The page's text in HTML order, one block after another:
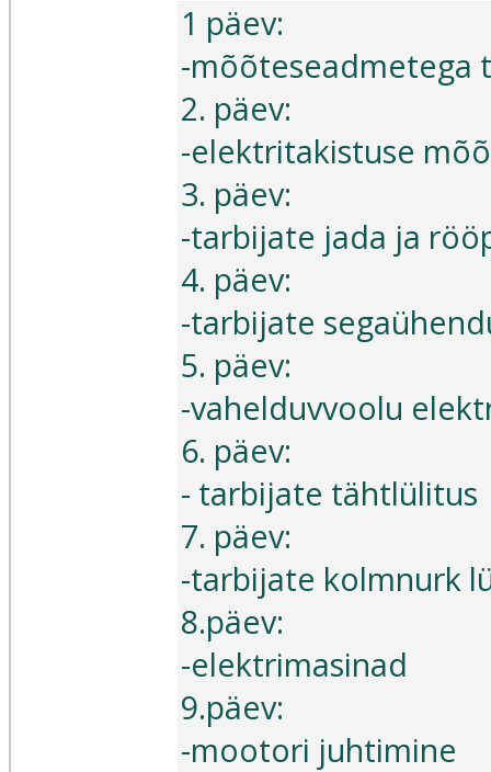
1 päev:
-mõõteseadmetega
2. päev:
-elektritakistuse
3. päev:
-tarbijate jada ja
4. päev:
-tarbijate
5. päev:
-vahelduvvoolu
6. päev:
- tarbijate tähtlülitus
7. päev:
-tarbijate kolmnurk
8.päev:
-elektrimasinad
9.päev:
-mootori juhtimine